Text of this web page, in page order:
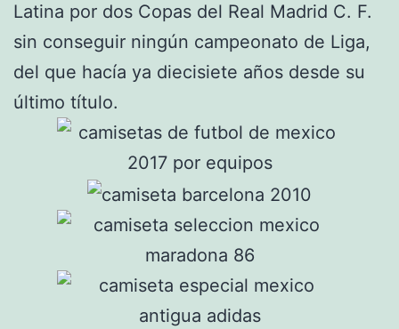
Latina por dos Copas del Real Madrid C. F.
sin conseguir ningún campeonato de Liga,
del que hacía ya diecisiete años desde su
último título.